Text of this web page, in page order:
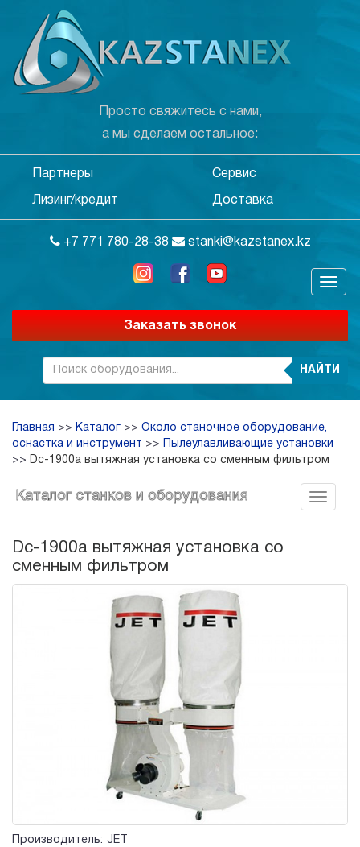
Просто свяжитесь с нами,
а мы сделаем остальное:
Партнеры Сервис
Лизинг/кредит Доставка
+7 771 780-28-38 stanki@kazstanex.kz
Заказать звонок
НАЙТИ
Главная >> Каталог >> Около станочное оборудование,
оснастка и инструмент >>
Пылеулавливающие установки
>> Dc-1900a вытяжная установка со сменным фильтром
Каталог станков и оборудования
Dc-1900a вытяжная установка со
сменным фильтром
Производитель: JET